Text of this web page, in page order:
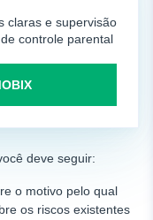
claras e supervisão
controle parental
deve seguir:
o motivo pelo qual
os riscos existentes